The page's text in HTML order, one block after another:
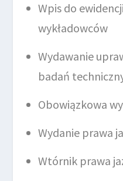
Wpis do
wykładowców
Wydawanie
badań
Obowiązkowa
Wydanie prawa
Wtórnik prawa